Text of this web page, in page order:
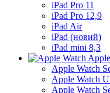
iPad Pro 11
iPad Pro 12,9
iPad Air
iPad (новий)
iPad mini 8,3
Apple Watch
Apple Watch
Apple Watch